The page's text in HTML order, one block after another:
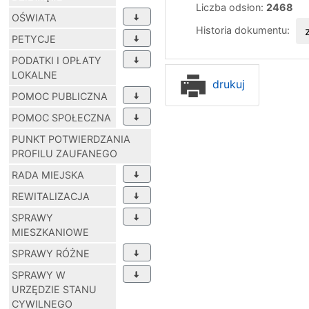
OŚWIATA
PETYCJE
PODATKI I OPŁATY
LOKALNE
POMOC PUBLICZNA
POMOC SPOŁECZNA
PUNKT POTWIERDZANIA
PROFILU ZAUFANEGO
RADA MIEJSKA
REWITALIZACJA
SPRAWY
MIESZKANIOWE
SPRAWY RÓŻNE
SPRAWY W
URZĘDZIE STANU
CYWILNEGO
Liczba odsłon: 2468
Historia dokumentu:
drukuj